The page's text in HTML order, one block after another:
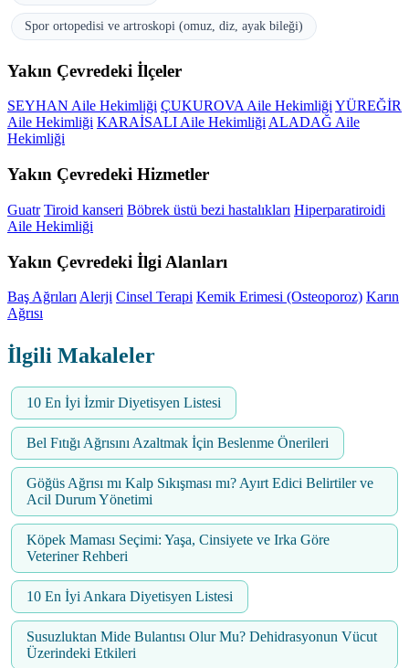
Spor ortopedisi ve artroskopi (omuz, diz, ayak bileği)
Yakın Çevredeki İlçeler
SEYHAN Aile Hekimliği ÇUKUROVA Aile HekimliğiYÜREĞİR
Aile Hekimliği KARAİSALI Aile HekimliğiALADAĞ Aile
Hekimliği
Yakın Çevredeki Hizmetler
Guatr Tiroid kanseri Böbrek üstü bezi hastalıkları Hiperparatiroidi
Aile Hekimliği
Yakın Çevredeki İlgi Alanları
Baş Ağrıları Alerji Cinsel Terapi Kemik Erimesi (Osteoporoz) Karın
Ağrısı
İlgili Makaleler
10 En İyi İzmir Diyetisyen Listesi
Bel Fıtığı Ağrısını Azaltmak İçin Beslenme Önerileri
Göğüs Ağrısı mı Kalp Sıkışması mı? Ayırt Edici Belirtiler ve
Acil Durum Yönetimi
Köpek Maması Seçimi: Yaşa, Cinsiyete ve Irka Göre
Veteriner Rehberi
10 En İyi Ankara Diyetisyen Listesi
Susuzluktan Mide Bulantısı Olur Mu? Dehidrasyonun Vücut
Üzerindeki Etkileri